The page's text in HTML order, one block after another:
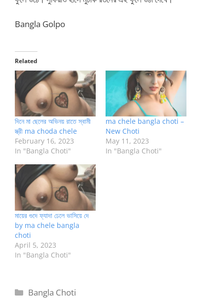
Bangla Golpo
Related
দিনে মা ছেলের অভিনয় রাতে স্বামী
স্ত্রী ma choda chele
February 16, 2023
In "Bangla Choti"
ma chele bangla choti –
New Choti
May 11, 2023
In "Bangla Choti"
মায়ের গুদে ফ্যাদা ঢেলে ভাসিয়ে দে
by ma chele bangla
choti
April 5, 2023
In "Bangla Choti"
Categories
Bangla Choti